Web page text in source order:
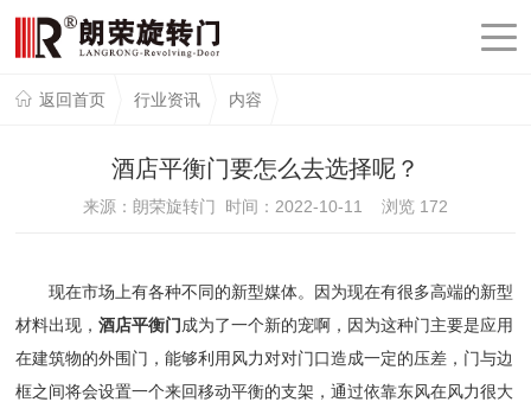
返回首页 行业资讯 内容
酒店平衡门要怎么去选择呢？
来源：朗荣旋转门 时间：2022-10-11 浏览 172
现在市场上有各种不同的新型媒体。因为现在有很多高端的新型
材料出现，酒店平衡门成为了一个新的宠啊，因为这种门主要是应用
在建筑物的外围门，能够利用风力对对门口造成一定的压差，门与边
框之间将会设置一个来回移动平衡的支架，通过依靠东风在风力很大